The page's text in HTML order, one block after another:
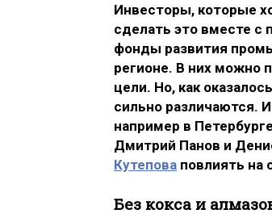
Инвесторы, которые
сделать это вместе с
фонды развития
регионе. В них можно
цели. Но, как
сильно различаются.
например в
Дмитрий Панов и
Кутепова повлиять на
Без кокса и